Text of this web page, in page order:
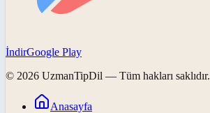
İndirGoogle Play
© 2026 UzmanTipDil — Tüm hakları saklıdır.
Anasayfa